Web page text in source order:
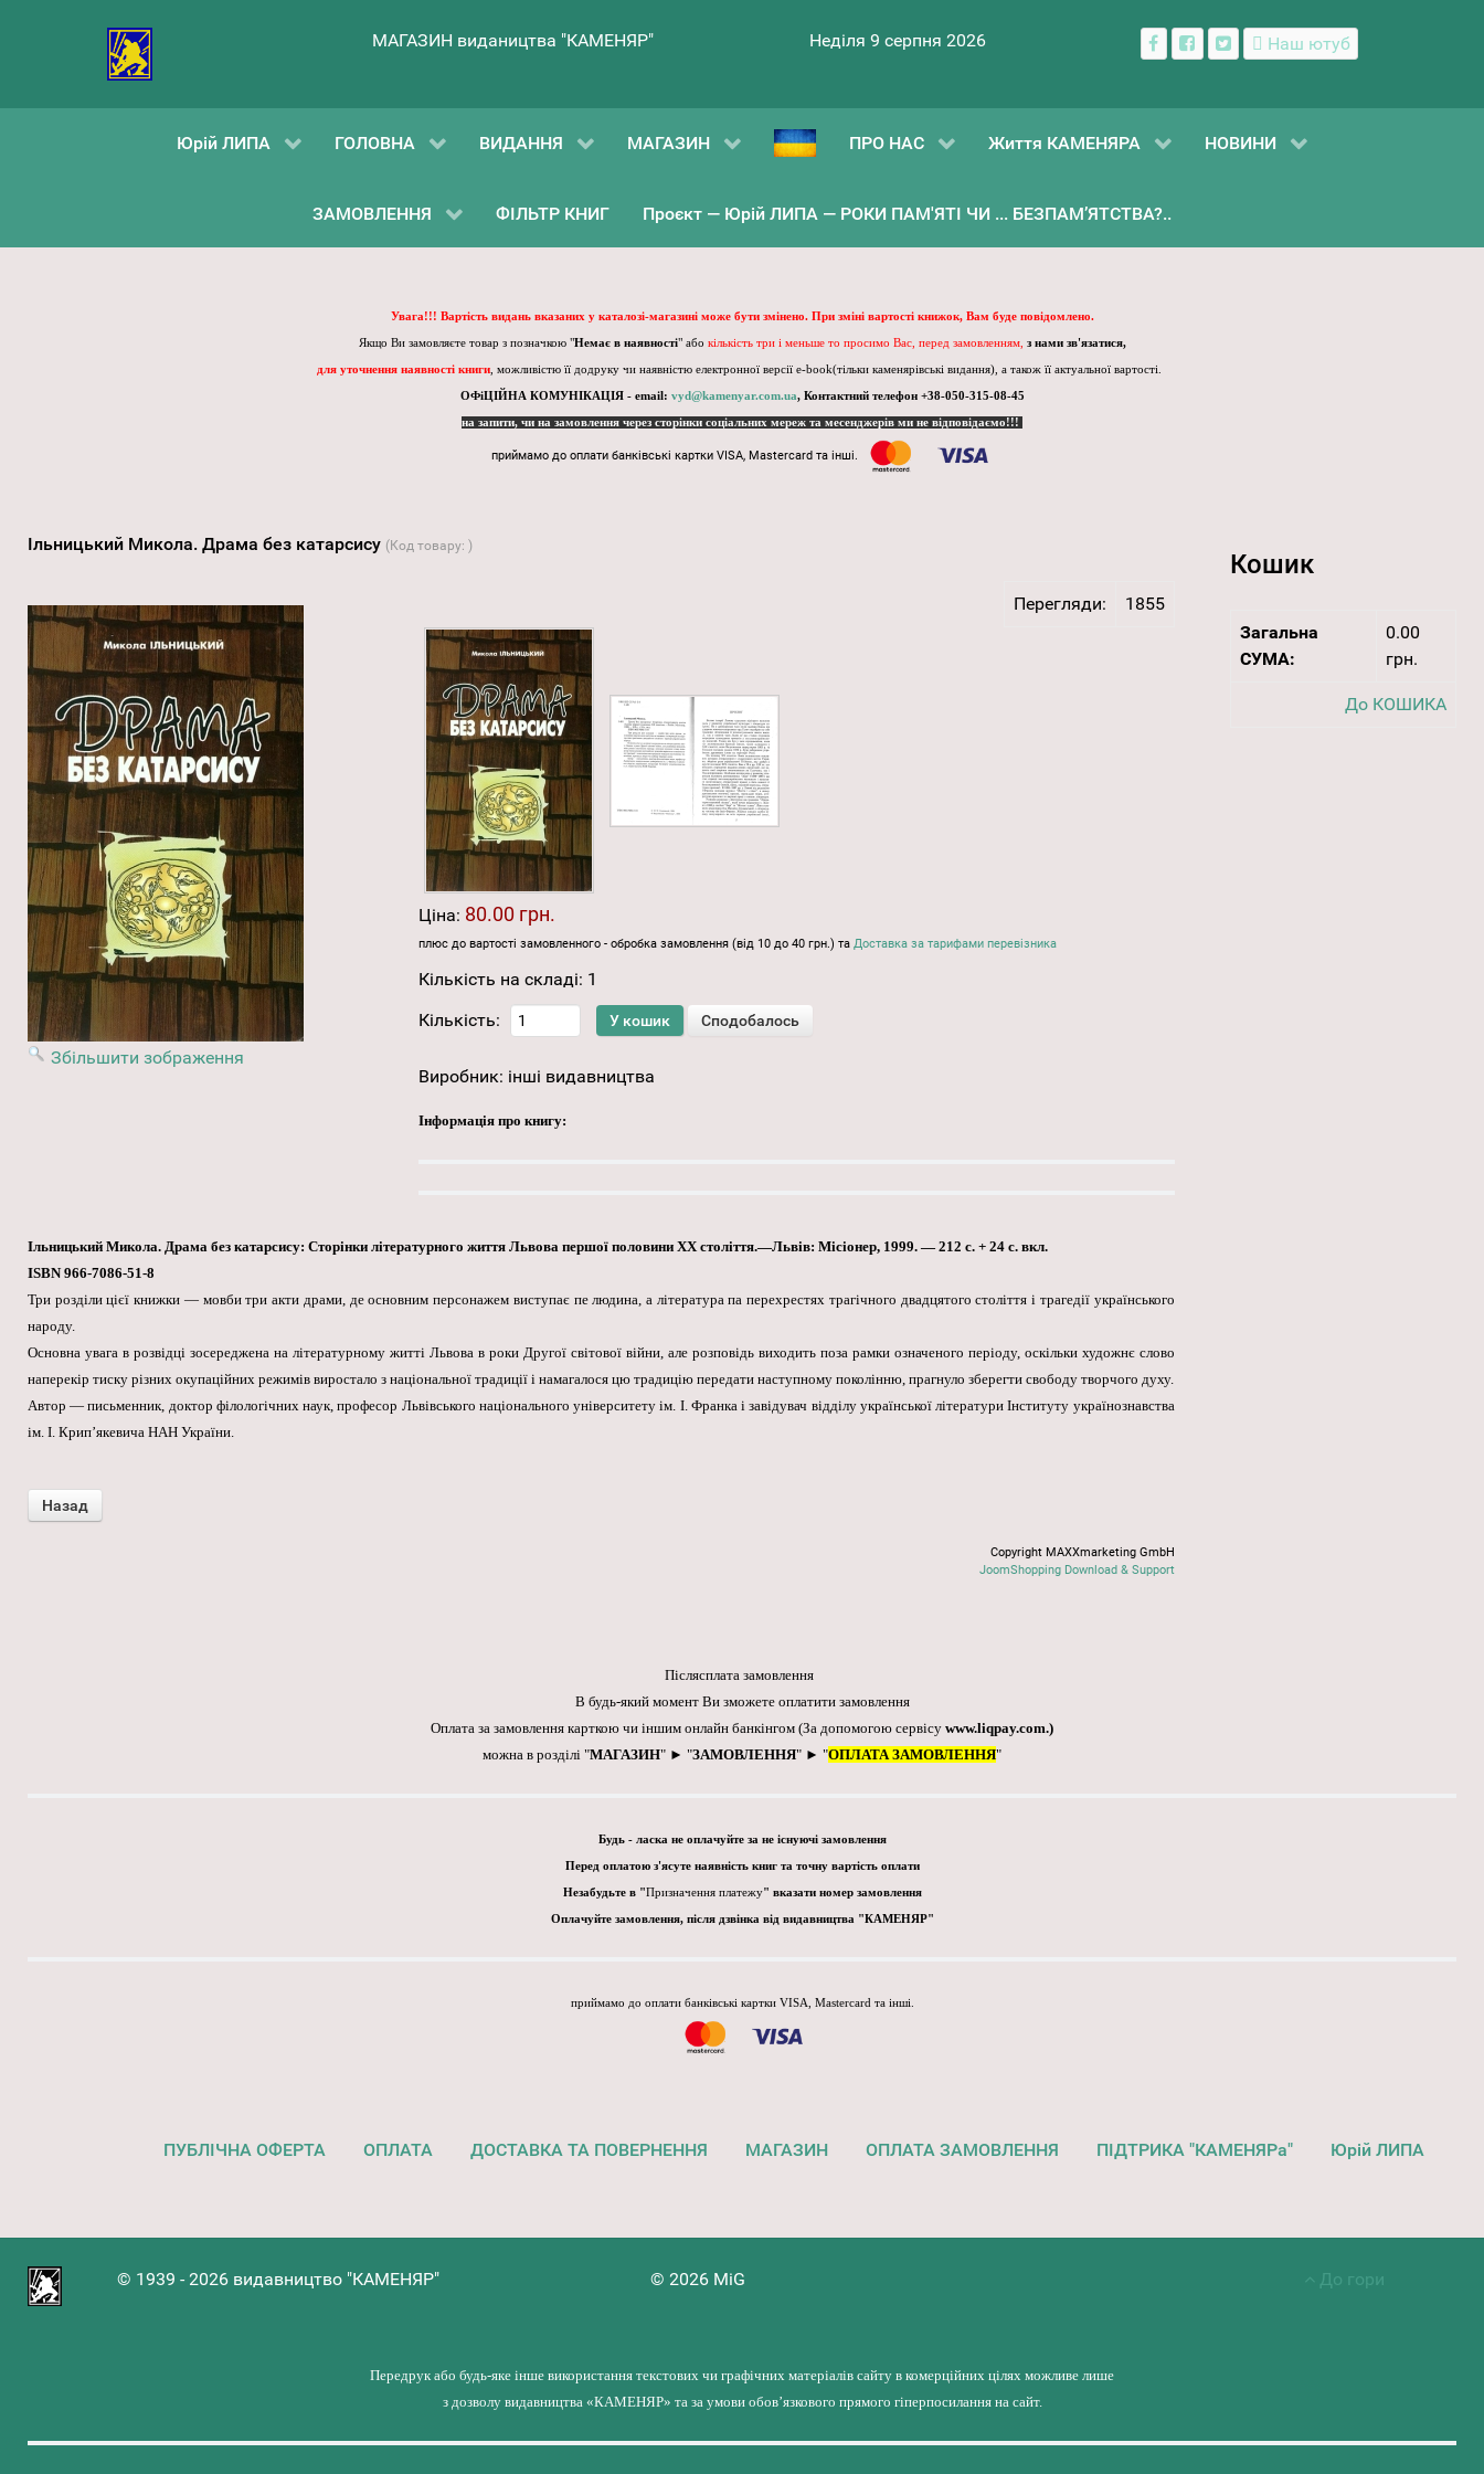
МАГАЗИН видаництва "КАМЕНЯР" Неділя 9 серпня 2026 Наш ютуб
Юрій ЛИПА ГОЛОВНА ВИДАННЯ МАГАЗИН ПРО НАС Життя КАМЕНЯРА НОВИНИ
ЗАМОВЛЕННЯ ФІЛЬТР КНИГ Проєкт — Юрій ЛИПА — РОКИ ПАМ'ЯТІ ЧИ ... БЕЗПАМ’ЯТСТВА?..
Увага!!! Вартість видань вказаних у каталозі-магазині може бути змінено. При зміні вартості книжок, Вам буде повідомлено.
Якщо Ви замовляєте товар з позначкою "Немає в наявності" або кількість три і меньше то просимо Вас, перед замовленням, з нами зв'язатися,
для уточнення наявності книги, можливістю її додруку чи наявністю електронної версії e-book(тільки каменярівські видання), а також її актуальної вартості.
ОФіЦІЙНА КОМУНІКАЦІЯ - email: vyd@kamenyar.com.ua, Контактний телефон +38-050-315-08-45
на запити, чи на замовлення через сторінки соціальних мереж та месенджерів ми не відповідаємо!!!
приймамо до оплати банківські картки VISA, Mastercard та інші.
Ільницький Микола. Драма без катарсису (Код товару: )
Перегляди: 1855
Збільшити зображення
Ціна: 80.00 грн.
плюс до вартості замовленного - обробка замовлення (від 10 до 40 грн.) та Доставка за тарифами перевізника
Кількість на складі: 1
Кількість:
Виробник: інші видавництва
Інформація про книгу:
Ільницький Микола. Драма без катарсису: Сторінки літературного життя Львова першої половини XX століття.—Львів: Місіонер, 1999. — 212 с. + 24 с. вкл.
ISBN 966-7086-51-8
Три розділи цієї книжки — мовби три акти драми, де основним персонажем виступає пе людина, а література па перехрестях трагічного двадцятого століття і трагедії українського
народу.
Основна увага в розвідці зосереджена на літературному житті Львова в роки Другої світової війни, але розповідь виходить поза рамки означеного періоду, оскільки художнє слово
наперекір тиску різних окупаційних режимів виростало з національної традиції і намагалося цю традицію передати наступному поколінню, прагнуло зберегти свободу творчого духу.
Автор — письменник, доктор філологічних наук, професор Львівського національного університету ім. І. Франка і завідувач відділу української літератури Інституту українознавства
ім. І. Крип’якевича НАН України.
Copyright MAXXmarketing GmbH
JoomShopping Download & Support
Кошик
Загальна
СУМА:
0.00
грн.
До КОШИКА
Післясплата замовлення
В будь-який момент Ви зможете оплатити замовлення
Оплата за замовлення карткою чи іншим онлайн банкінгом (За допомогою сервісу www.liqpay.com.)
можна в розділі "МАГАЗИН" ► "ЗАМОВЛЕННЯ" ► "ОПЛАТА ЗАМОВЛЕННЯ"
Будь - ласка не оплачуйте за не існуючі замовлення
Перед оплатою з'ясуте наявність книг та точну вартість оплати
Незабудьте в "Призначення платежу" вказати номер замовлення
Оплачуйте замовлення, після дзвінка від видавництва "КАМЕНЯР"
приймамо до оплати банківські картки VISA, Mastercard та інші.
ПУБЛІЧНА ОФЕРТА ОПЛАТА ДОСТАВКА ТА ПОВЕРНЕННЯ МАГАЗИН ОПЛАТА ЗАМОВЛЕННЯ ПІДТРИКА "КАМЕНЯРа" Юрій ЛИПА
© 1939 - 2026 видавництво "КАМЕНЯР" © 2026 MiG До гори
Передрук або будь-яке інше використання текстових чи графічних матеріалів сайту в комерційних цілях можливе лише
з дозволу видавництва «КАМЕНЯР» та за умови обов’язкового прямого гіперпосилання на сайт.